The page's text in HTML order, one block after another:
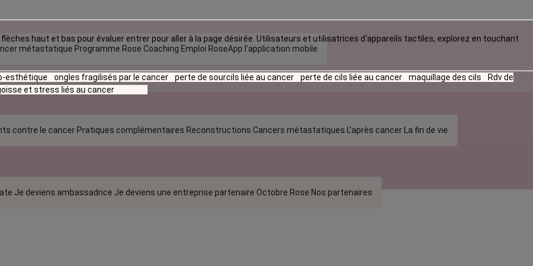
métastatique Programme Rose Coaching Emploi RoseApp l’application mobile
contre le cancer Pratiques complémentaires Reconstructions Cancers métastatiques L’après cancer La fin de vie
Je deviens ambassadrice Je deviens une entreprise partenaire Octobre Rose Nos partenaires
haut et bas pour évaluer entrer pour aller à la page désirée. Utilisateurs et utilisatrices d‘appareils tactiles, explorez en touchant
esthétique ongles fragilisés par le cancer perte de sourcils liée au cancer perte de cils liée au cancer maquillage des cils
Rdv de
et stress liés au cancer